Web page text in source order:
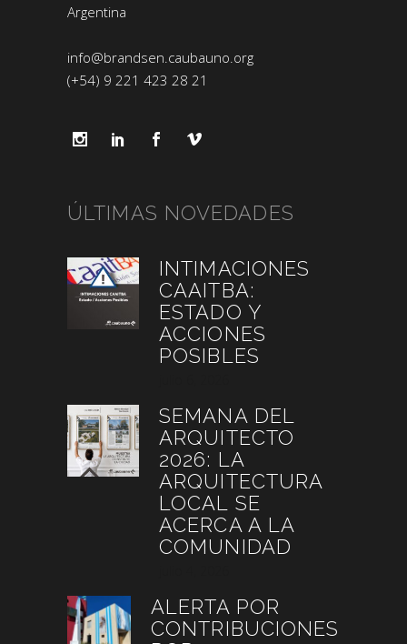
Argentina
info@brandsen.caubauno.org
(+54) 9 221 423 28 21
ÚLTIMAS NOVEDADES
INTIMACIONES
CAAITBA:
ESTADO Y
ACCIONES
POSIBLES
SEMANA DEL
ARQUITECTO
2026: LA
ARQUITECTURA
LOCAL SE
ACERCA A LA
COMUNIDAD
ALERTA POR
CONTRIBUCIONES